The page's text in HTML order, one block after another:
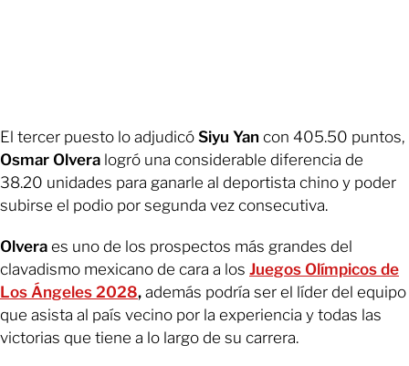
El tercer puesto lo adjudicó Siyu Yan con 405.50 puntos,
Osmar Olvera logró una considerable diferencia de
38.20 unidades para ganarle al deportista chino y poder
subirse el podio por segunda vez consecutiva.
Olvera es uno de los prospectos más grandes del
clavadismo mexicano de cara a los Juegos Olímpicos de
Los Ángeles 2028, además podría ser el líder del equipo
que asista al país vecino por la experiencia y todas las
victorias que tiene a lo largo de su carrera.